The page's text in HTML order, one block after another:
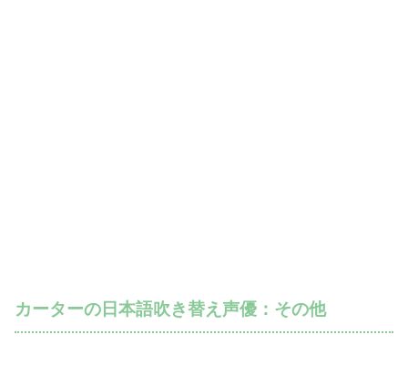
カーターの日本語吹き替え声優：その他